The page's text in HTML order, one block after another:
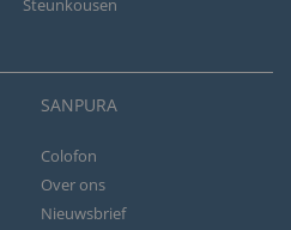
Steunkousen
SANPURA
Colofon
Over ons
Nieuwsbrief